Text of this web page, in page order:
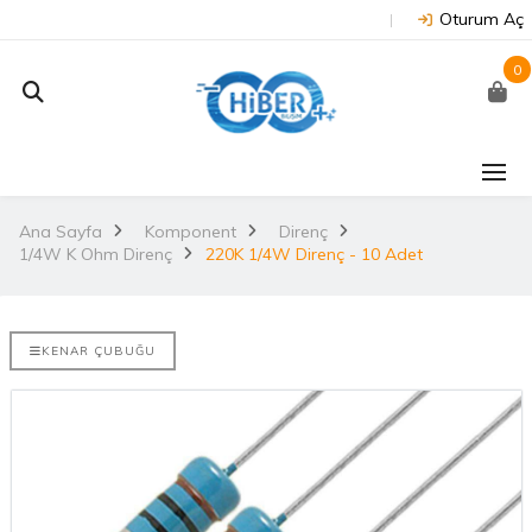
Oturum Aç
0
Ana Sayfa Komponent
Direnç
1/4W K Ohm Direnç
220K 1/4W Direnç - 10 Adet
DISCO
ARM® M4
3.530,67TL
3.628,99TL
Arduino Uno R3
(Orijinal)
KENAR ÇUBUĞU